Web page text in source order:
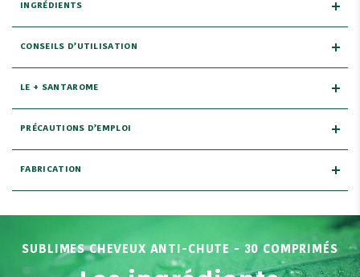
INGRÉDIENTS
CONSEILS D’UTILISATION
LE + SANTAROME
PRÉCAUTIONS D’EMPLOI
FABRICATION
SUBLIMES CHEVEUX ANTI-CHUTE - 30 COMPRIMÉS